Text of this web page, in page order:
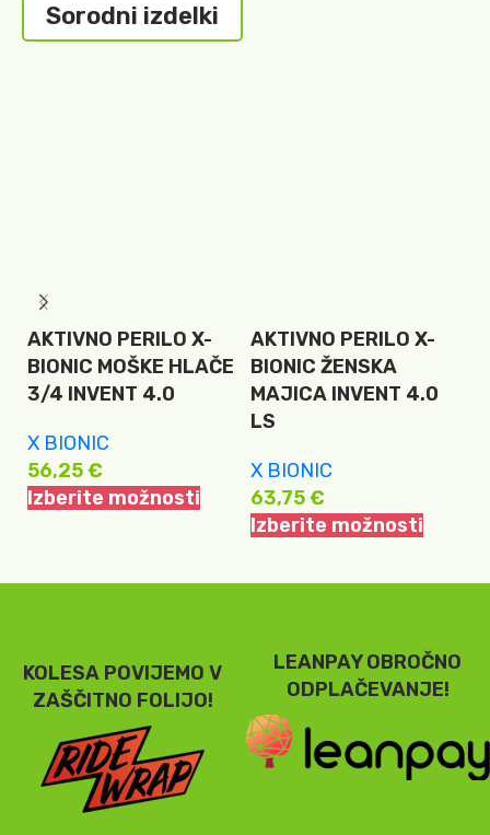
Sorodni izdelki
AKTIVNO PERILO X-
BIONIC MOŠKE HLAČE
3/4 INVENT 4.0
X BIONIC
56,25€
Izberite možnosti
AKTIVNO PERILO X-
BIONIC ŽENSKA
MAJICA INVENT 4.0
LS
X BIONIC
63,75€
Izberite možnosti
KOLESA POVIJEMO V
ZAŠČITNO FOLIJO!
LEANPAY OBROČNO
ODPLAČEVANJE!